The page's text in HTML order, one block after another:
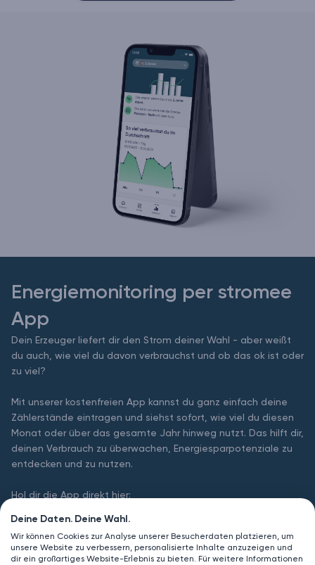
Energiemonitoring per stromee
App
Dein Erzeuger liefert dir den Strom deiner Wahl - aber weißt
du auch, wie viel du davon verbrauchst und ob das ok ist oder
zu viel?
Mit unserer kostenfreien App kannst du ganz einfach deine
Zählerstände eintragen und siehst sofort, wie viel du diesen
Monat oder über das gesamte Jahr hinweg nutzt. Das hilft dir,
deinen Verbrauch zu überwachen, Energiesparpotenziale zu
entdecken und zu nutzen.
Hol dir die App direkt hier:
Deine Daten. Deine Wahl.
Wir können Cookies zur Analyse unserer Besucherdaten platzieren, um
unsere Website zu verbessern, personalisierte Inhalte anzuzeigen und
dir ein großartiges Website-Erlebnis zu bieten. Für weitere Informationen